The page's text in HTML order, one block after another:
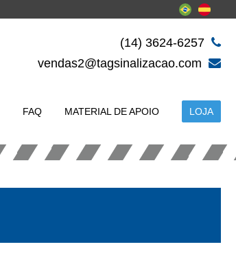
(14) 3624-6257
vendas2@tagsinalizacao.com
FAQ MATERIAL DE APOIO LOJA